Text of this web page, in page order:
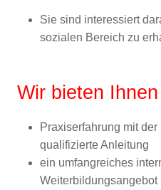
Sie sind interessiert
sozialen Bereich zu
Wir bieten Ihnen
Praxiserfahrung mit
qualifizierte Anleitung
ein umfangreiches
Weiterbildungsangebot